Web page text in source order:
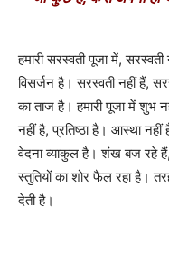
हमारी सरस्वती पूजा में, सरस्वती
विसर्जन है। सरस्वती नहीं हैं,
का ताज है। हमारी पूजा में शुभ
नहीं है, प्रतिष्ठा है। आस्था
वेदना व्याकुल है। शंख बज रहे
स्तुतियों का शोर फैल रहा है।
देती है।